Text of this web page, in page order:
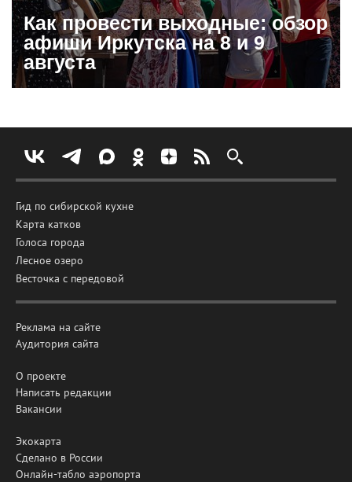
Как провести выходные: обзор
афиши Иркутска на 8 и 9
августа
Гид по сибирской кухне
Карта катков
Голоса города
Лесное озеро
Весточка с передовой
Реклама на сайте
Аудитория сайта
О проекте
Написать редакции
Вакансии
Экокарта
Сделано в России
Онлайн-табло аэропорта